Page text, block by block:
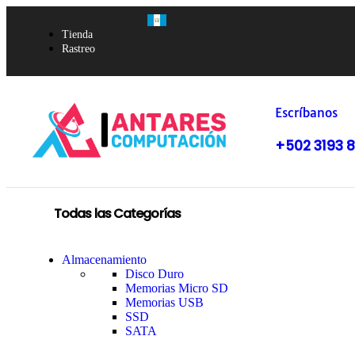
Tienda
Rastreo
Escríbanos
+502 3193
Todas las Categorías
Almacenamiento
Disco Duro
Memorias Micro SD
Memorias USB
SSD
SATA